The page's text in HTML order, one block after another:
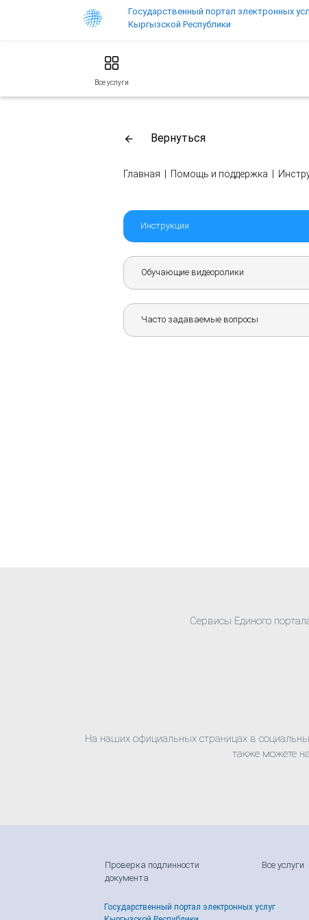
Государственный портал электронных
Кыргызской Республики
Все услуги
arrow_back Вернуться
Главная Помощь и поддержка
Инструкции
Обучающие видеоролики
Часто задаваемые вопросы
Сервисы Единого
На наших официальных страницах в
также можете
Проверка подлинности
документа
Все услуги
Государственный портал электронных услуг